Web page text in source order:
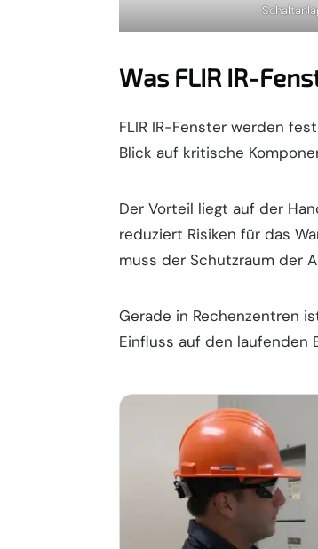
Was FLIR IR-
FLIR IR-Fenster werden
Blick auf kritische
Der Vorteil liegt auf der
reduziert Risiken für das
muss der Schutzraum der
Gerade in Rechenzentren
Einfluss auf den laufenden